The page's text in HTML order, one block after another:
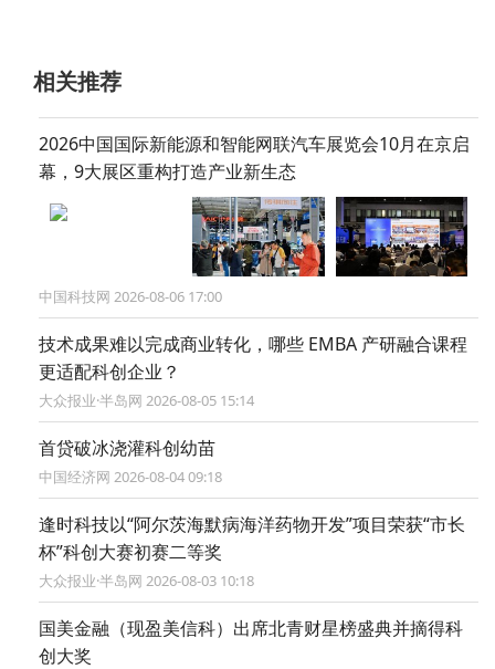
相关推荐
2026中国国际新能源和智能网联汽车展览会10月在京启
幕，9大展区重构打造产业新生态
中国科技网 2026-08-06 17:00
技术成果难以完成商业转化，哪些 EMBA 产研融合课程
更适配科创企业？
大众报业·半岛网 2026-08-05 15:14
首贷破冰浇灌科创幼苗
中国经济网 2026-08-04 09:18
逢时科技以“阿尔茨海默病海洋药物开发”项目荣获“市长
杯”科创大赛初赛二等奖
大众报业·半岛网 2026-08-03 10:18
国美金融（现盈美信科）出席北青财星榜盛典并摘得科
创大奖